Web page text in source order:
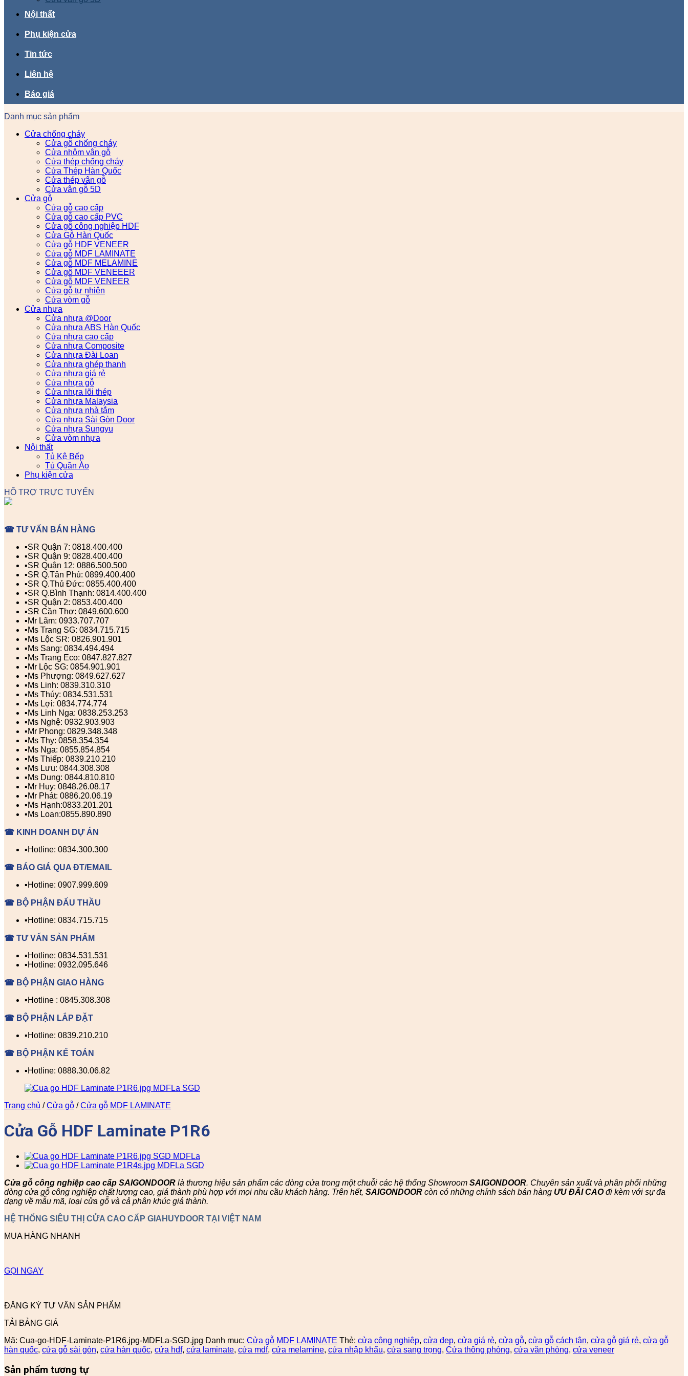
Nội thất
Phụ kiện cửa
Tin tức
Liên hệ
Báo giá
Danh mục sản phẩm
Cửa chống cháy
Cửa gỗ chống cháy
Cửa nhôm vân gỗ
Cửa thép chống cháy
Cửa Thép Hàn Quốc
Cửa thép vân gỗ
Cửa vân gỗ 5D
Cửa gỗ
Cửa gỗ cao cấp
Cửa gỗ cao cấp PVC
Cửa gỗ công nghiệp HDF
Cửa Gỗ Hàn Quốc
Cửa gỗ HDF VENEER
Cửa gỗ MDF LAMINATE
Cửa gỗ MDF MELAMINE
Cửa gỗ MDF VENEEER
Cửa gỗ MDF VENEER
Cửa gỗ tự nhiên
Cửa vòm gỗ
Cửa nhựa
Cửa nhựa @Door
Cửa nhựa ABS Hàn Quốc
Cửa nhựa cao cấp
Cửa nhựa Composite
Cửa nhựa Đài Loan
Cửa nhựa ghép thanh
Cửa nhựa giá rẻ
Cửa nhựa gỗ
Cửa nhựa lõi thép
Cửa nhựa Malaysia
Cửa nhựa nhà tắm
Cửa nhựa Sài Gòn Door
Cửa nhựa Sungyu
Cửa vòm nhựa
Nội thất
Tủ Kệ Bếp
Tủ Quần Áo
Phụ kiện cửa
HỖ TRỢ TRỰC TUYẾN
☎ TƯ VẤN BÁN HÀNG
▪️SR Quận 7: 0818.400.400
▪️SR Quận 9: 0828.400.400
▪️SR Quận 12: 0886.500.500
▪️SR Q.Tân Phú: 0899.400.400
▪️SR Q.Thủ Đức: 0855.400.400
▪️SR Q.Bình Thạnh: 0814.400.400
▪️SR Quận 2: 0853.400.400
▪️SR Cần Thơ: 0849.600.600
▪️Mr Lãm: 0933.707.707
▪️Ms Trang SG: 0834.715.715
▪️Ms Lộc SR: 0826.901.901
▪️Ms Sang: 0834.494.494
▪️Ms Trang Eco: 0847.827.827
▪️Mr Lộc SG: 0854.901.901
▪️Ms Phượng: 0849.627.627
▪️Ms Linh: 0839.310.310
▪️Ms Thúy: 0834.531.531
▪️Ms Lợi: 0834.774.774
▪️Ms Linh Nga: 0838.253.253
▪️Ms Nghệ: 0932.903.903
▪️Mr Phong: 0829.348.348
▪️Ms Thy: 0858.354.354
▪️Ms Nga: 0855.854.854
▪️Ms Thiếp: 0839.210.210
▪️Ms Lưu: 0844.308.308
▪️Ms Dung: 0844.810.810
▪️Mr Huy: 0848.26.08.17
▪️Mr Phát: 0886.20.06.19
▪️Ms Hạnh:0833.201.201
▪️Ms Loan:0855.890.890
☎ KINH DOANH DỰ ÁN
▪️Hotline: 0834.300.300
☎ BÁO GIÁ QUA ĐT/EMAIL
▪️Hotline: 0907.999.609
☎ BỘ PHẬN ĐẤU THẦU
▪️Hotline: 0834.715.715
☎ TƯ VẤN SẢN PHẨM
▪️Hotline: 0834.531.531
▪️Hotline: 0932.095.646
☎ BỘ PHẬN GIAO HÀNG
▪️Hotline : 0845.308.308
☎ BỘ PHẬN LẮP ĐẶT
▪️Hotline: 0839.210.210
☎ BỘ PHẬN KẾ TOÁN
▪️Hotline: 0888.30.06.82
Trang chủ / Cửa gỗ / Cửa gỗ MDF LAMINATE
Cửa Gỗ HDF Laminate P1R6
Cửa gỗ công nghiệp cao cấp SAIGONDOOR là thương hiệu sản phẩm các dòng cửa trong một chuỗi các hệ thống Showroom SAIGONDOOR. Chuyên sản xuất và phân phối những
dòng cửa gỗ công nghiệp chất lượng cao, giá thành phù hợp với mọi nhu cầu khách hàng. Trên hết, SAIGONDOOR còn có những chính sách bán hàng ƯU ĐÃI CAOđi kèm với sự đa
dạng về mẫu mã, loại cửa gỗ và cả phân khúc giá thành.
HỆ THỐNG SIÊU THỊ CỬA CAO CẤP GIAHUYDOOR TẠI VIỆT NAM
MUA HÀNG NHANH
GỌI NGAY
ĐĂNG KÝ TƯ VẤN SẢN PHẨM
TẢI BẢNG GIÁ
Mã: Cua-go-HDF-Laminate-P1R6.jpg-MDFLa-SGD.jpg Danh mục: Cửa gỗ MDF LAMINATE Thẻ: cửa công nghiệp, cửa đẹp, cửa giá rẻ, cửa gỗ, cửa gỗ cách tân, cửa gỗ giá rẻ, cửa gỗ
hàn quốc, cửa gỗ sài gòn, cửa hàn quốc, cửa hdf, cửa laminate, cửa mdf, cửa melamine, cửa nhập khẩu, cửa sang trọng, Cửa thông phòng, cửa văn phòng, cửa veneer
Sản phẩm tương tự